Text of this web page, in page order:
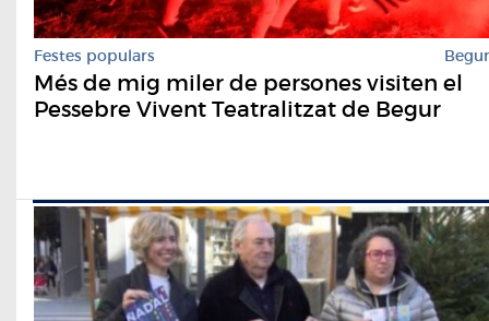
Festes populars Begur
Més de mig miler de persones visiten el
Pessebre Vivent Teatralitzat de Begur